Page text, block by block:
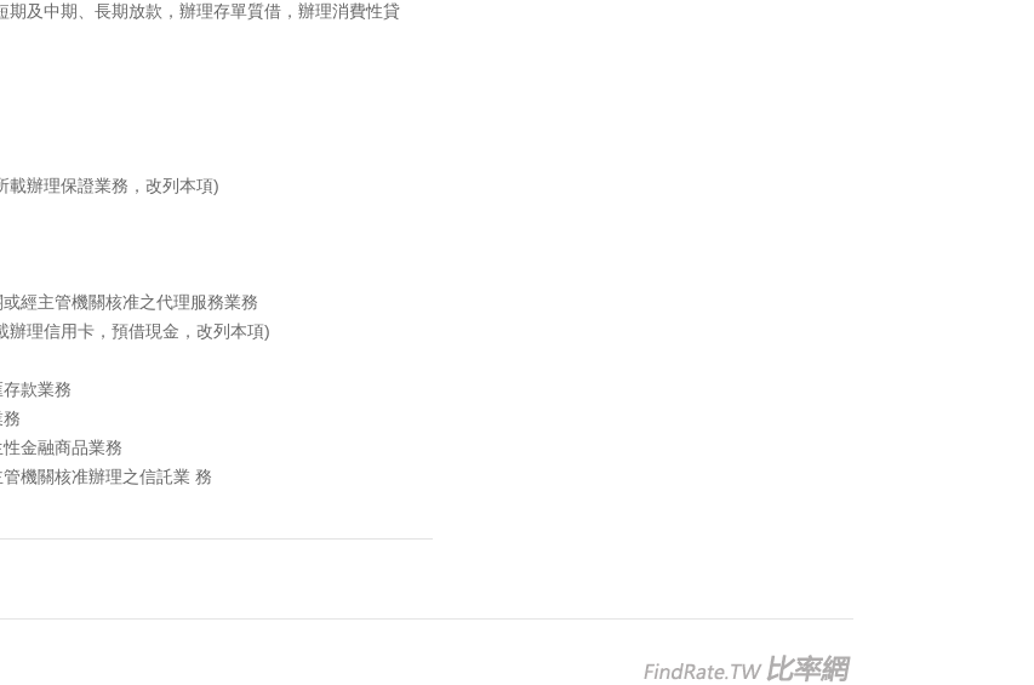
期及中期、長期放款，辦理存單質借，辦理消費性貸
載辦理保證業務，改列本項)
經主管機關核准之代理服務業務
辦理信用卡，預借現金，改列本項)
款業務
金融商品業務
機關核准辦理之信託業 務